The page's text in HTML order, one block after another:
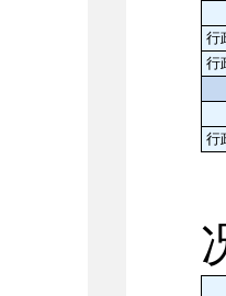
行
行
行